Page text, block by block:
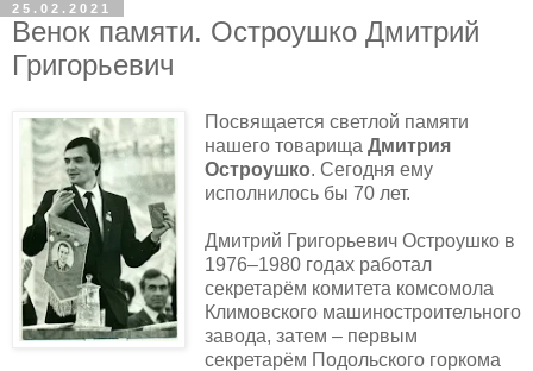
25.02.2021
Венок памяти. Остроушко Дмитрий
Григорьевич
Посвящается светлой памяти
нашего товарища Дмитрия
Остроушко. Сегодня ему
исполнилось бы 70 лет.
Дмитрий Григорьевич Остроушко в
1976–1980 годах работал
секретарём комитета комсомола
Климовского машиностроительного
завода, затем – первым
секретарём Подольского горкома